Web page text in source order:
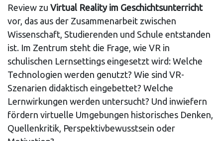
Review zu Virtual Reality im Geschichtsunterricht
vor, das aus der Zusammenarbeit zwischen
Wissenschaft, Studierenden und Schule entstanden
ist. Im Zentrum steht die Frage, wie VR in
schulischen Lernsettings eingesetzt wird: Welche
Technologien werden genutzt? Wie sind VR-
Szenarien didaktisch eingebettet? Welche
Lernwirkungen werden untersucht? Und inwiefern
fördern virtuelle Umgebungen historisches Denken,
Quellenkritik, Perspektivbewusstsein oder